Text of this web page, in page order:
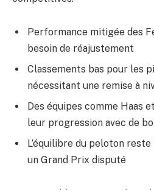
Performance mitigée des
besoin de réajustement
Classements bas pour les
nécessitant une remise à
Des équipes comme Haas
leur progression avec de
L’équilibre du peloton
un Grand Prix disputé